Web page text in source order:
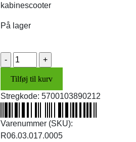
kabinescooter
På lager
Dørhåndtag,
indv.
(højre)
antal
Tilføj til kurv
Stregkode: 5700103890212
Varenummer (SKU):
R06.03.017.0005